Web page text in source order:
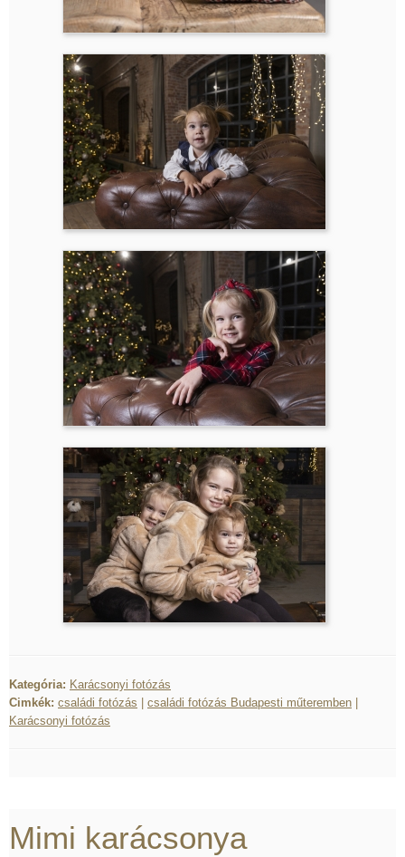
Kategória: Karácsonyi fotózás
Cimkék: családi fotózás családi fotózás Budapesti műteremben
Karácsonyi fotózás
Mimi karácsonya